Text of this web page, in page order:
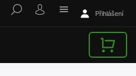
Přihlášení